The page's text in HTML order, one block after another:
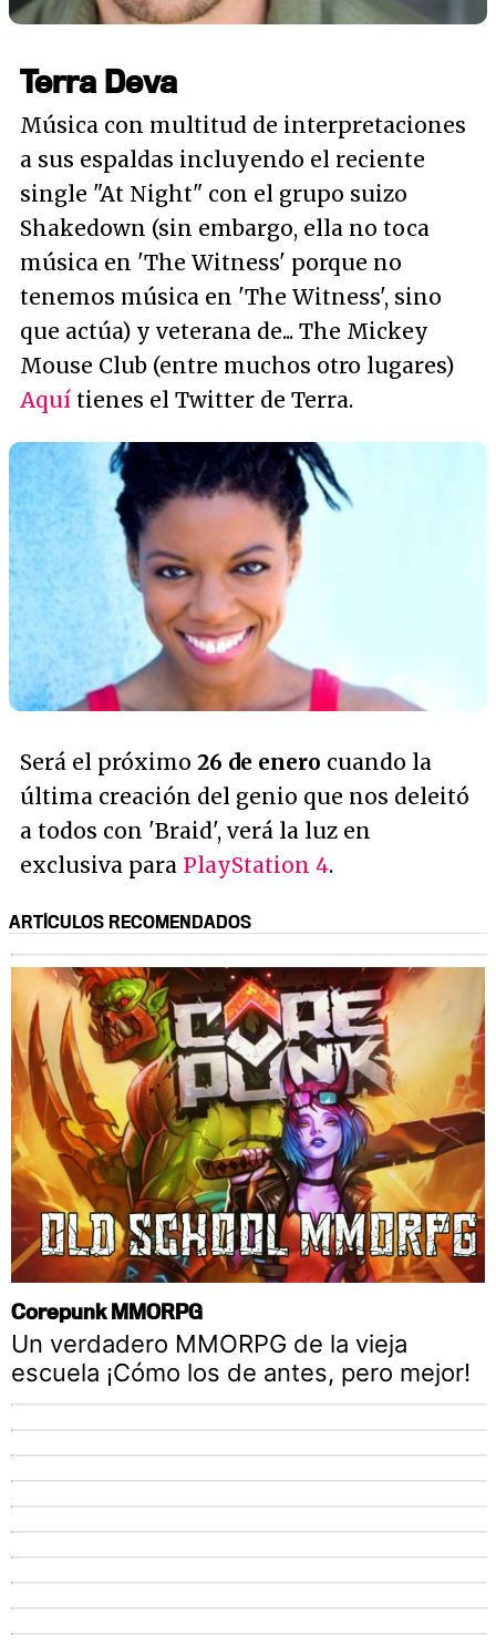
Terra Deva
Música con multitud de interpretaciones
a sus espaldas incluyendo el reciente
single "At Night" con el grupo suizo
Shakedown (sin embargo, ella no toca
música en 'The Witness' porque no
tenemos música en 'The Witness', sino
que actúa) y veterana de... The Mickey
Mouse Club (entre muchos otro lugares)
Aquí tienes el Twitter de Terra.
Será el próximo 26 de enero cuando la
última creación del genio que nos deleitó
a todos con 'Braid', verá la luz en
exclusiva para PlayStation 4.
ARTÍCULOS RECOMENDADOS
Corepunk MMORPG
Un verdadero MMORPG de la vieja
escuela ¡Cómo los de antes, pero mejor!